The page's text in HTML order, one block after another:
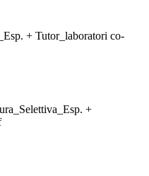
+ Tutor_laboratori co-
+